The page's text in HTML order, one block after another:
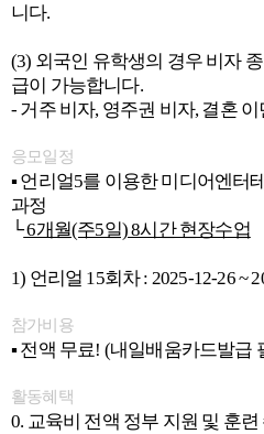
니다.
(3) 외국인 유학생의 경우 비자
급이 가능합니다.
- 거주 비자, 영주권 비자, 결혼
응모일정
▪ 언리얼5를 이용한 미디어엔터
과정
└6개월(주5일) 8시간 현장수업
1) 언리얼 15회차 : 2025-12-26 ~
참가비용
▪ 전액 무료! (내일배움카드발급
활동혜택
0. 교육비 전액 정부 지원 및 훈